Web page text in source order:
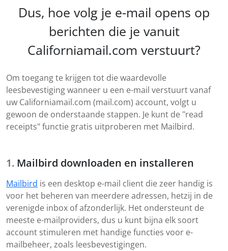
Dus, hoe volg je e-mail opens op
berichten die je vanuit
Californiamail.com verstuurt?
Om toegang te krijgen tot die waardevolle
leesbevestiging wanneer u een e-mail verstuurt vanaf
uw Californiamail.com (mail.com) account, volgt u
gewoon de onderstaande stappen. Je kunt de "read
receipts" functie gratis uitproberen met Mailbird.
Mailbird downloaden en installeren
Mailbird is een desktop e-mail client die zeer handig is
voor het beheren van meerdere adressen, hetzij in de
verenigde inbox of afzonderlijk. Het ondersteunt de
meeste e-mailproviders, dus u kunt bijna elk soort
account stimuleren met handige functies voor e-
mailbeheer, zoals leesbevestigingen.